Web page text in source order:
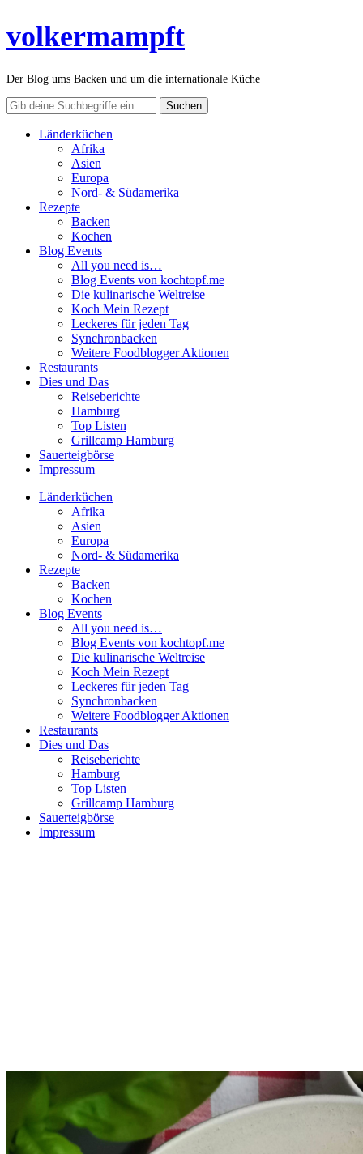
volkermampft
Der Blog ums Backen und um die internationale Küche
Länderküchen
Afrika
Asien
Europa
Nord- & Südamerika
Rezepte
Backen
Kochen
Blog Events
All you need is…
Blog Events von kochtopf.me
Die kulinarische Weltreise
Koch Mein Rezept
Leckeres für jeden Tag
Synchronbacken
Weitere Foodblogger Aktionen
Restaurants
Dies und Das
Reiseberichte
Hamburg
Top Listen
Grillcamp Hamburg
Sauerteigbörse
Impressum
Länderküchen
Afrika
Asien
Europa
Nord- & Südamerika
Rezepte
Backen
Kochen
Blog Events
All you need is…
Blog Events von kochtopf.me
Die kulinarische Weltreise
Koch Mein Rezept
Leckeres für jeden Tag
Synchronbacken
Weitere Foodblogger Aktionen
Restaurants
Dies und Das
Reiseberichte
Hamburg
Top Listen
Grillcamp Hamburg
Sauerteigbörse
Impressum